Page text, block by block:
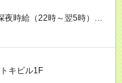
夜時給（22時～翌5時）：
上げで一ヶ月とさせてい
研修中も同時給）
キビル1F